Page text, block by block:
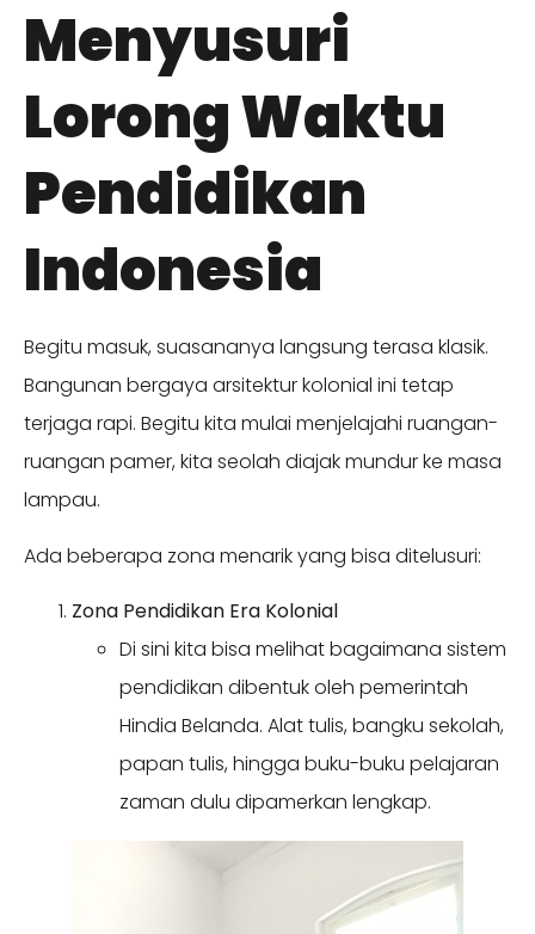
Menyusuri
Lorong Waktu
Pendidikan
Indonesia
Begitu masuk, suasananya langsung terasa klasik.
Bangunan bergaya arsitektur kolonial ini tetap
terjaga rapi. Begitu kita mulai menjelajahi ruangan-
ruangan pamer, kita seolah diajak mundur ke masa
lampau.
Ada beberapa zona menarik yang bisa ditelusuri:
Zona Pendidikan Era Kolonial
Di sini kita bisa melihat bagaimana sistem
pendidikan dibentuk oleh pemerintah
Hindia Belanda. Alat tulis, bangku sekolah,
papan tulis, hingga buku-buku pelajaran
zaman dulu dipamerkan lengkap.